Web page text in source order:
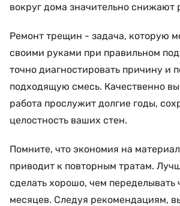
вокруг дома значительно снижают
Ремонт трещин - задача, которую
своими руками при правильном
точно диагностировать причину и
подходящую смесь. Качественно
работа прослужит долгие годы,
целостность ваших стен.
Помните, что экономия на
приводит к повторным тратам.
сделать хорошо, чем переделывать
месяцев. Следуя рекомендациям,